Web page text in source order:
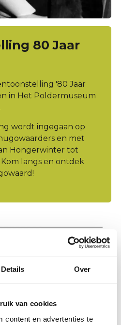
Details Over
van cookies
content en advertenties te
80 Jaar
'80 Jaar
in Het Poldermuseum
wordt ingegaan op
en met
Hongerwinter tot
langs en ontdek